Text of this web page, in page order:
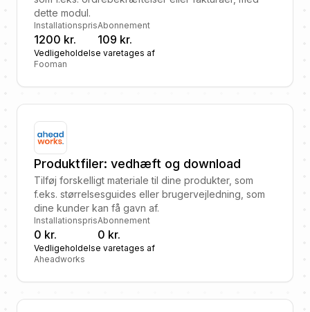
dette modul.
Installationspris
1200 kr.
Abonnement
109 kr.
Vedligeholdelse varetages af
Fooman
Produktfiler: vedhæft og download
Tilføj forskelligt materiale til dine produkter, som
f.eks. størrelsesguides eller brugervejledning, som
dine kunder kan få gavn af.
Installationspris
0 kr.
Abonnement
0 kr.
Vedligeholdelse varetages af
Aheadworks